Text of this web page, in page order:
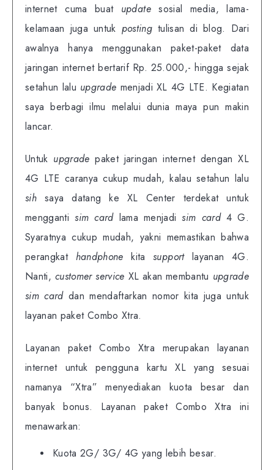
internet cuma buat updatesosial media, lama-
kelamaan juga untuk posting tulisan di blog. Dari
awalnya hanya menggunakan paket-paket data
jaringan internet bertarif Rp. 25.000,- hingga sejak
setahun lalu upgrade menjadi XL 4G LTE. Kegiatan
saya berbagi ilmu melalui dunia maya pun makin
lancar.
Untuk upgrade paket jaringan internet dengan XL
4G LTE caranya cukup mudah, kalau setahun lalu
sih saya datang ke XL Center terdekat untuk
menggantisim cardlama menjadisim card 4 G.
Syaratnya cukup mudah, yakni memastikan bahwa
perangkat handphonekitasupportlayanan 4G.
Nanti, customer service XL akan membantu upgrade
sim carddan mendaftarkan nomor kita juga untuk
layanan paket Combo Xtra.
Layanan paket Combo Xtra merupakan layanan
internet untuk pengguna kartu XL yang sesuai
namanya “Xtra” menyediakan kuota besar dan
banyak bonus. Layanan paket Combo Xtra ini
menawarkan:
Kuota 2G/ 3G/ 4G yang lebih besar.